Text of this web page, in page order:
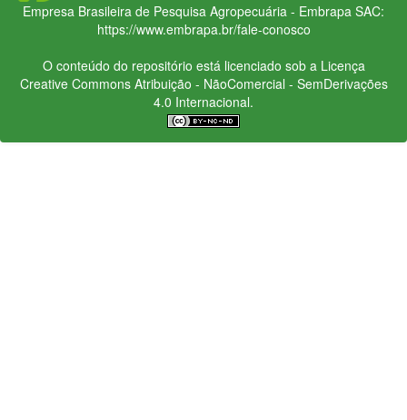
Empresa Brasileira de Pesquisa Agropecuária - Embrapa SAC:
https://www.embrapa.br/fale-conosco
O conteúdo do repositório está licenciado sob a Licença
Creative CommonsAtribuição - NãoComercial - SemDerivações
4.0 Internacional.